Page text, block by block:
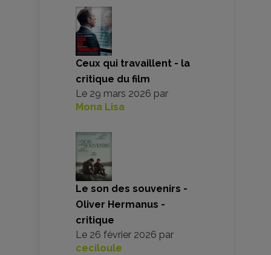
Ceux qui travaillent - la
critique du film
Le 29 mars 2026 par
Mona Lisa
Le son des souvenirs -
Oliver Hermanus -
critique
Le 26 février 2026 par
ceciloule